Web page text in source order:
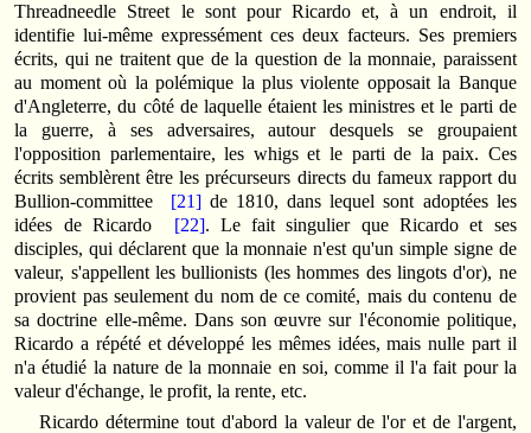
Threadneedle Street le sont pour Ricardo et, à un endroit, il
identifie lui-même expressément ces deux facteurs. Ses premiers
écrits, qui ne traitent que de la question de la monnaie, paraissent
au moment où la polémique la plus violente opposait la Banque
d'Angleterre, du côté de laquelle étaient les ministres et le parti de
la guerre, à ses adversaires, autour desquels se groupaient
l'opposition parlementaire, les whigs et le parti de la paix. Ces
écrits semblèrent être les précurseurs directs du fameux rapport du
Bullion­-committee [21]de 1810, dans lequel sont adoptées les
idées de Ricardo [22]. Le fait singulier que Ricardo et ses
disciples, qui déclarent que la monnaie n'est qu'un simple signe de
valeur, s'appellent les bullionists (les hommes des lingots d'or), ne
provient pas seulement du nom de ce comité, mais du contenu de
sa doctrine elle-même. Dans son œuvre sur l'économie politique,
Ricardo a répété et développé les mêmes idées, mais nulle part il
n'a étudié la nature de la monnaie en soi, comme il l'a fait pour la
valeur d'échange, le profit, la rente, etc.
Ricardo détermine tout d'abord la valeur de l'or et de l'argent,